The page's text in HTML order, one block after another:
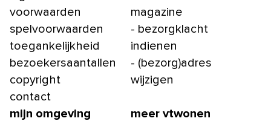
voorwaarden
spelvoorwaarden
toegankelijkheid
bezoekersaantallen
copyright
contact
magazine
- bezorgklacht
indienen
- (bezorg)adres
wijzigen
mijn omgeving
meer vtwonen